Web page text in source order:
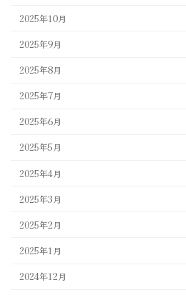
2025年10月
2025年9月
2025年8月
2025年7月
2025年6月
2025年5月
2025年4月
2025年3月
2025年2月
2025年1月
2024年12月